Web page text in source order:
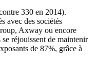
330 en 2014).
avec des sociétés
Axway ou encore
réjouissent de maintenir
de 87%, grâce à